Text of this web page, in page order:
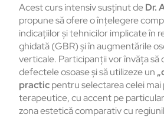
Acest curs intensiv susținut deDr.
propune să ofere o înțelegere
indicațiilor și tehnicilor implicate în
ghidată (GBR) și în augmentările
verticale. Participanții vor învăța să
defectele osoase și să utilizeze un
practicpentru selectarea celei
terapeutice, cu accent pe
zona estetică comparativ cu